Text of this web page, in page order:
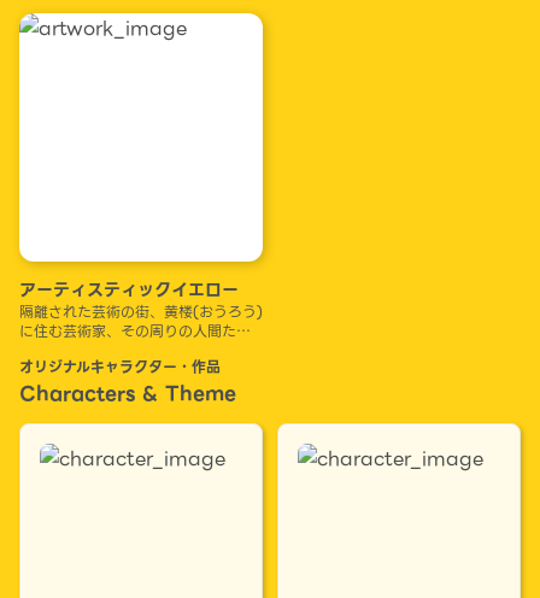
アーティスティックイエロー
隔離された芸術の街、黄楼(おうろう)
に住む芸術家、その周りの人間たち
テーマパークのような街で、黄色い
狂気が街と人を塗りつぶしていく。
⬛︎ねっちょりと不気味で読後感が悪い
話を描きたくてやっております
⬛︎男⇆男のどでかい矢印(恋・愛・友
オリジナルキャラクター・作品
Characters & Theme